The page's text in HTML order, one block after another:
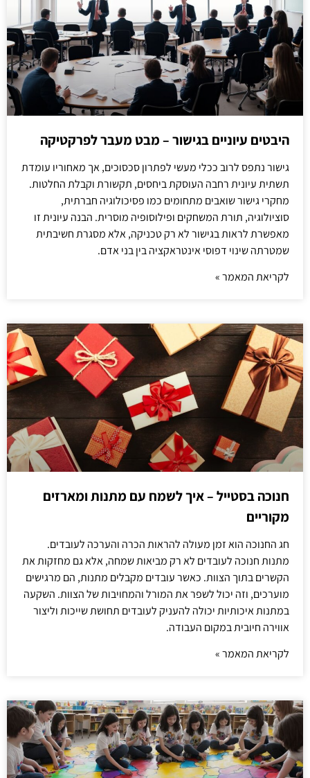
היבטים עיוניים בגישור – מבט מעבר לפרקטיקה
גישור נתפס לרוב ככלי מעשי לפתרון סכסוכים, אך מאחוריו עומדת
תשתית עיונית רחבה העוסקת ביחסים, תקשורת וקבלת החלטות.
מחקרי גישור שואבים מתחומים כמו פסיכולוגיה חברתית,
סוציולוגיה, תורת המשחקים ופילוסופיה מוסרית. הבנה עיונית זו
מאפשרת לראות בגישור לא רק טכניקה, אלא מסגרת חשיבתית
שמטרתה שינוי דפוסי אינטראקציה בין בני אדם.
לקריאת המאמר »
חנוכה בסטייל – איך לשמח עם מתנות ומארזים
מקוריים
חג החנוכה הוא זמן מעולה להראות הכרה והערכה לעובדים.
מתנות חנוכה לעובדים לא רק מביאות שמחה, אלא גם מחזקות את
הקשרים בתוך הצוות. כאשר עובדים מקבלים מתנות, הם מרגישים
מוערכים, וזה יכול לשפר את המורל והמחויבות של הצוות. השקעה
במתנות איכותיות יכולה להעניק לעובדים תחושת שייכות וליצור
אווירה חיובית במקום העבודה.
לקריאת המאמר »